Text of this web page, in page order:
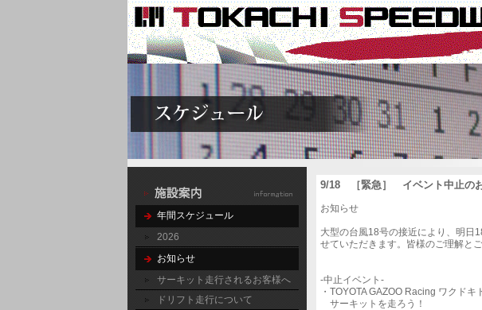
年間スケジュール
2026
お知らせ
サーキット走行されるお客様へ
ドリフト走行について
9/18 ［緊急］ イベント中止の
お知らせ
大型の台風18号の接近により、明日
せていただきます。皆様のご理解と
-中止イベント-
・TOYOTA GAZOO Racing ワクドキ
サーキットを走ろう！